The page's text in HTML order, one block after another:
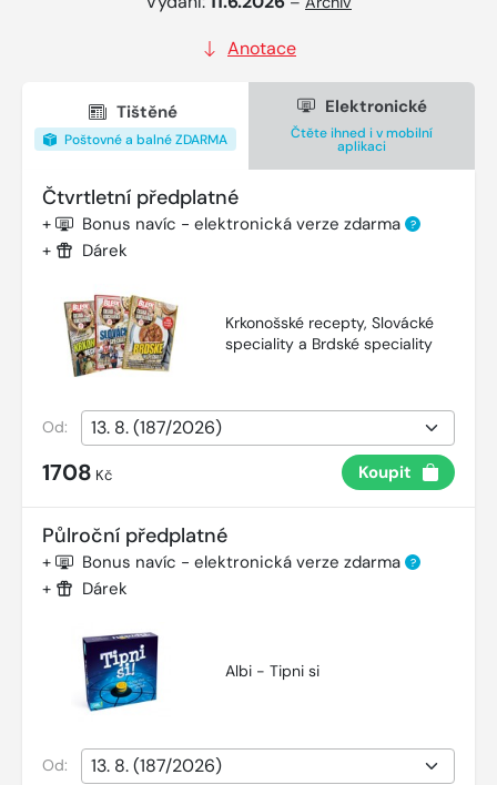
Anotace
Tištěné
Poštovné a balné ZDARMA
Elektronické
Čtěte ihned i v mobilní
aplikaci
Čtvrtletní předplatné
+ Bonus navíc - elektronická verze zdarma ?
+ Dárek
Krkonošské recepty, Slovácké
speciality a Brdské speciality
Od:
1708 Kč Koupit
Půlroční předplatné
+ Bonus navíc - elektronická verze zdarma ?
+ Dárek
Albi - Tipni si
Od: